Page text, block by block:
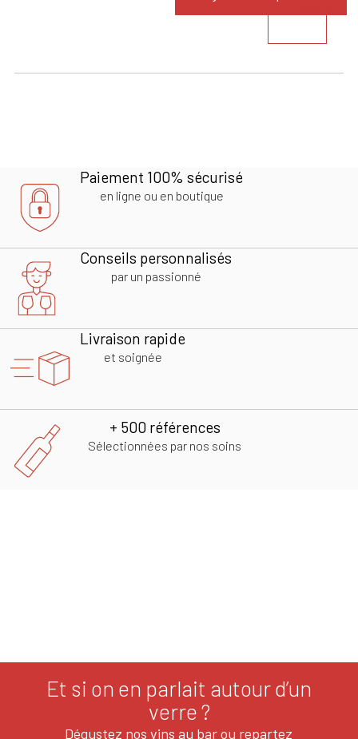
Paiement 100% sécurisé
en ligne ou en boutique
Conseils personnalisés
par un passionné
Livraison rapide
et soignée
+ 500 références
Sélectionnées par nos soins
Et si on en parlait autour d’un
verre ?
Dégustez nos vins au bar ou repartez